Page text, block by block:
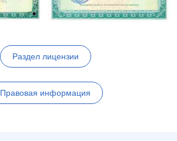
Раздел лицензии
Правовая информация